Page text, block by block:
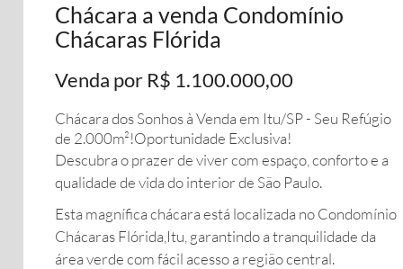
Chácara a venda Condomínio
Chácaras Flórida
Venda por R$ 1.100.000,00
Chácara dos Sonhos à Venda em Itu/SP - Seu Refúgio
de 2.000m²!Oportunidade Exclusiva!
Descubra o prazer de viver com espaço, conforto e a
qualidade de vida do interior de São Paulo.
Esta magnífica chácara está localizada no Condomínio
Chácaras Flórida,Itu, garantindo a tranquilidade da
área verde com fácil acesso a região central.